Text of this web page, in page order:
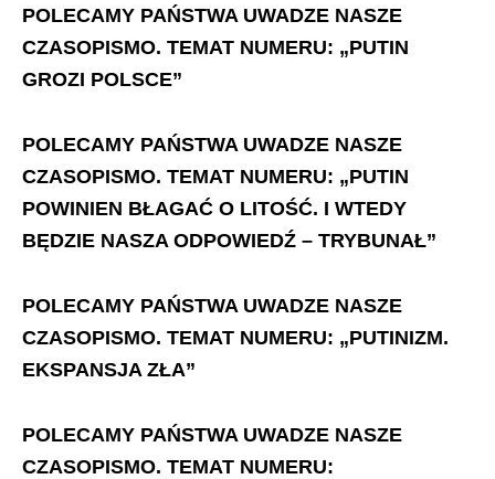
POLECAMY PAŃSTWA UWADZE NASZE
CZASOPISMO. TEMAT NUMERU: „PUTIN
GROZI POLSCE”
POLECAMY PAŃSTWA UWADZE NASZE
CZASOPISMO. TEMAT NUMERU: „PUTIN
POWINIEN BŁAGAĆ O LITOŚĆ. I WTEDY
BĘDZIE NASZA ODPOWIEDŹ – TRYBUNAŁ”
POLECAMY PAŃSTWA UWADZE NASZE
CZASOPISMO. TEMAT NUMERU: „PUTINIZM.
EKSPANSJA ZŁA”
POLECAMY PAŃSTWA UWADZE NASZE
CZASOPISMO. TEMAT NUMERU: